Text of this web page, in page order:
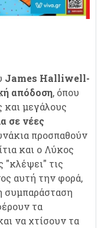
James Halliwell-
απόδοση, όπου
και μεγάλους
σε νέες
προσπαθούν
και ο Λύκος
"κλέψει" τις
αυτή την φορά,
συμπαράσταση
τα
να χτίσουν τα